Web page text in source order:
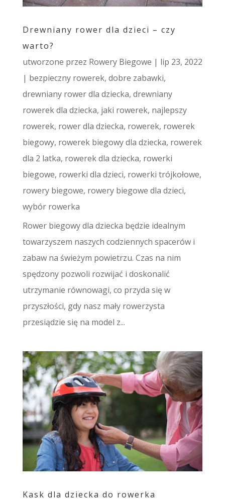
Drewniany rower dla dzieci – czy
warto?
utworzone przez Rowery Biegowe | lip 23, 2022
| bezpieczny rowerek, dobre zabawki,
drewniany rower dla dziecka, drewniany
rowerek dla dziecka, jaki rowerek, najlepszy
rowerek, rower dla dziecka, rowerek, rowerek
biegowy, rowerek biegowy dla dziecka, rowerek
dla 2 latka, rowerek dla dziecka, rowerki
biegowe, rowerki dla dzieci, rowerki trójkołowe,
rowery biegowe, rowery biegowe dla dzieci,
wybór rowerka
Rower biegowy dla dziecka będzie idealnym
towarzyszem naszych codziennych spacerów i
zabaw na świeżym powietrzu. Czas na nim
spędzony pozwoli rozwijać i doskonalić
utrzymanie równowagi, co przyda się w
przyszłości, gdy nasz mały rowerzysta
przesiądzie się na model z...
Kask dla dziecka do rowerka